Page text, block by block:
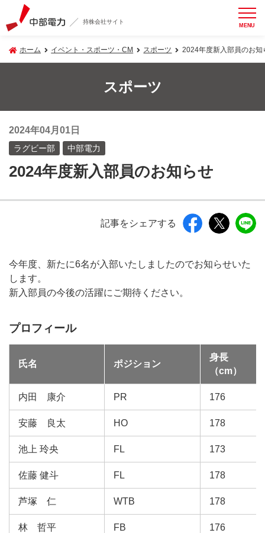
持株会社サイト MENU
ホーム イベント・スポーツ・CM スポーツ 2024年度新入部員のお知
スポーツ
2024年04月01日
ラグビー部 中部電力
2024年度新入部員のお知らせ
記事をシェアする
今年度、新たに6名が入部いたしましたのでお知らせいた
します。
新入部員の今後の活躍にご期待ください。
プロフィール
氏名 ポジション
身長
（cm）
内田 康介 PR 176
安藤 良太 HO 178
池上 玲央 FL 173
佐藤 健斗 FL 178
芦塚 仁 WTB 178
林 哲平 FB 176